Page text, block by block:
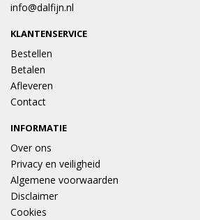
info@dalfijn.nl
KLANTENSERVICE
Bestellen
Betalen
Afleveren
Contact
INFORMATIE
Over ons
Privacy en veiligheid
Algemene voorwaarden
Disclaimer
Cookies